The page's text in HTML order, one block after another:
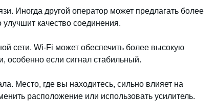
Иногда другой оператор может предлагать более
улучшит качество соединения.
сети. Wi-Fi может обеспечить более высокую
особенно если сигнал стабильный.
Место, где вы находитесь, сильно влияет на
расположение или использовать усилитель.